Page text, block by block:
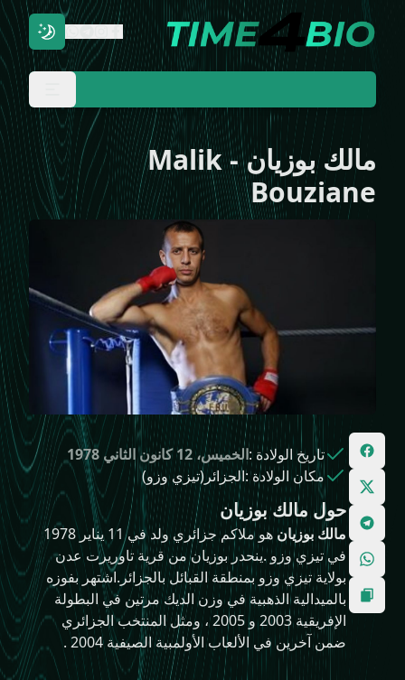
مالك بوزيان-
Malik
Bouziane
تاريخ الولادة :الخميس، 12 كانون الثاني 1978
مكان الولادة:الجزائر(تيزي وزو)
حول مالك بوزيان
مالك بوزيان
هو ملاكم جزائري ولد في 11 يناير 1978
في تيزي وزو .ينحدر بوزيان من قرية تاوريرت عدن
بولاية تيزي وزو بمنطقة القبائل بالجزائر.اشتهر بفوزه
بالميدالية الذهبية في وزن الديك مرتين في البطولة
الإفريقية 2003 و 2005 ، ومثل المنتخب الجزائري
ضمن آخرين في الألعاب الأولمبية الصيفية 2004 .